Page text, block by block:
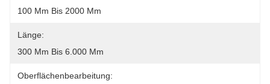
100 Mm Bis 2000 Mm
Länge:
300 Mm Bis 6.000 Mm
Oberflächenbearbeitung: